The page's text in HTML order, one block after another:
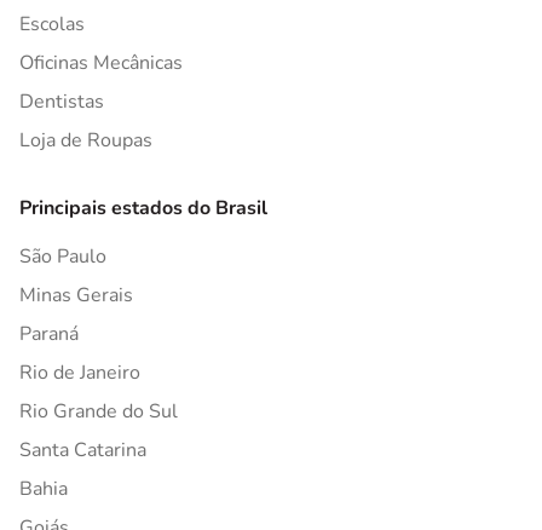
Escolas
Oficinas Mecânicas
Dentistas
Loja de Roupas
Principais estados do Brasil
São Paulo
Minas Gerais
Paraná
Rio de Janeiro
Rio Grande do Sul
Santa Catarina
Bahia